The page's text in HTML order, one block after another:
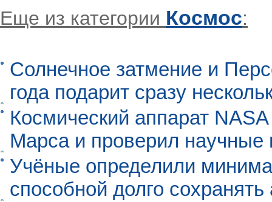
Еще из категории Космос:
Солнечное затмение и
года подарит сразу
Космический аппарат
Марса и проверил научные
Учёные определили
способной долго